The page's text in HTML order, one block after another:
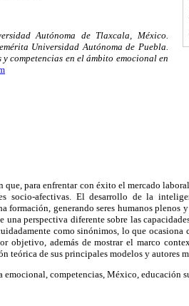
Autónoma de Tlaxcala, México.
Universidad Autónoma de Puebla.
competencias en el ámbito emocional en
para enfrentar con éxito el mercado
socio-afectivas. El desarrollo de la
generando seres humanos plenos
una perspectiva diferente sobre las
como sinónimos, lo que
objetivo, además de mostrar el marco
teórica de sus principales modelos y autores
competencias, México, educación